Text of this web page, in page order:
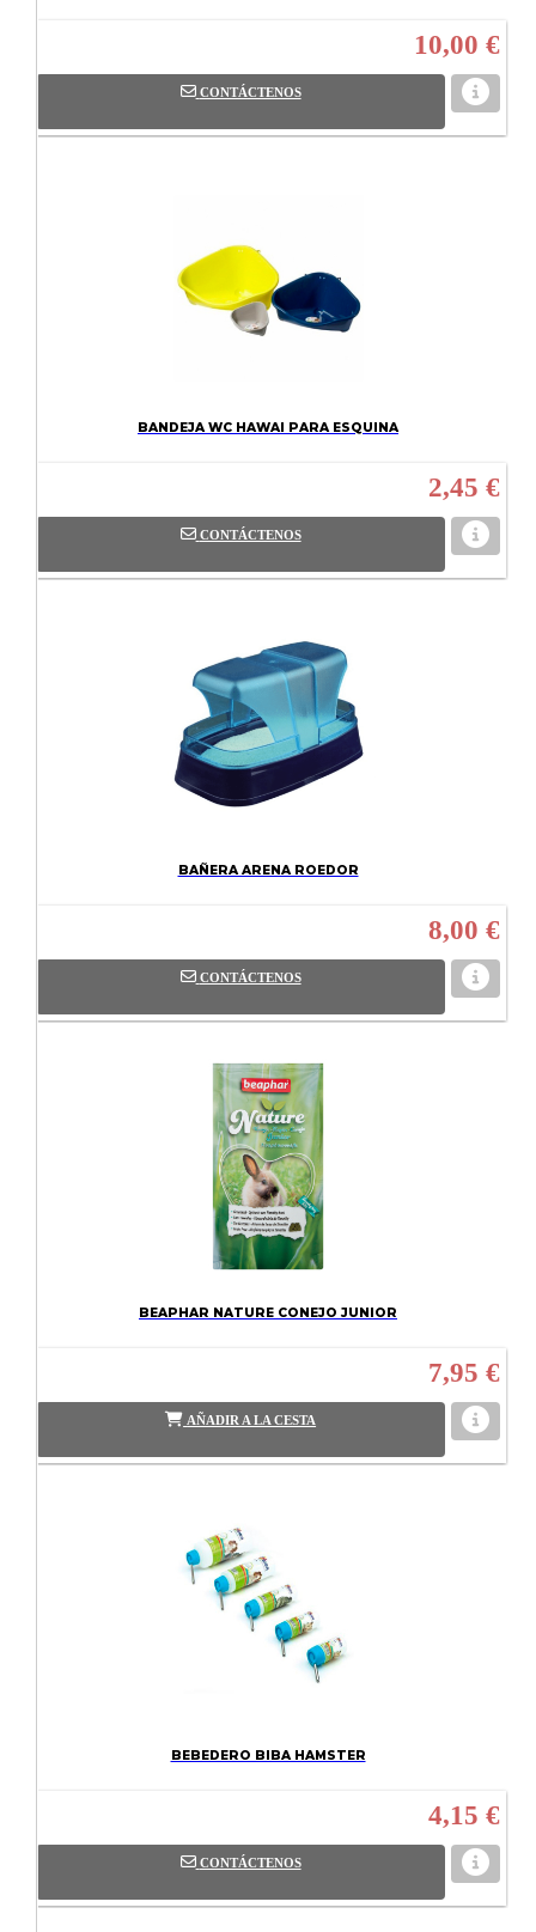
10,00 €
CONTÁCTENOS
BANDEJA WC HAWAI PARA ESQUINA
2,45 €
CONTÁCTENOS
BAÑERA ARENA ROEDOR
8,00 €
CONTÁCTENOS
BEAPHAR NATURE CONEJO JUNIOR
7,95 €
AÑADIR A LA CESTA
BEBEDERO BIBA HAMSTER
4,15 €
CONTÁCTENOS